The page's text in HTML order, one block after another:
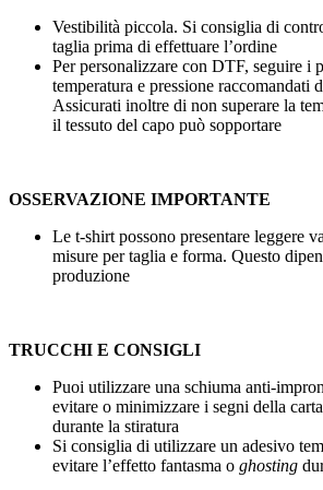
Vestibilità piccola. Si consiglia di
taglia prima di effettuare l’ordine
Per personalizzare con DTF, seguire i
temperatura e pressione raccomandati
Assicurati inoltre di non superare la
il tessuto del capo può sopportare
OSSERVAZIONE IMPORTANTE
Le t-shirt possono presentare leggere
misure per taglia e forma. Questo
produzione
TRUCCHI E CONSIGLI
Puoi utilizzare una schiuma anti-
evitare o minimizzare i segni della
durante la stiratura
Si consiglia di utilizzare un adesivo
evitare l’effetto fantasma o ghosting